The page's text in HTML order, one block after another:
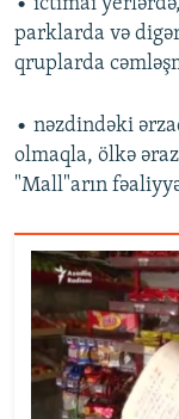
parklarda və
qruplarda
• nəzdindəki
olmaqla, ölkə
"Mall"arın